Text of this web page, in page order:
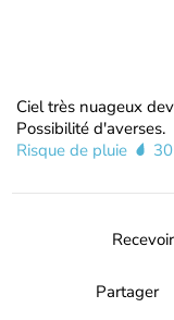
Ciel très nuageux
Possibilité d'averses.
Risque de pluie
Partager